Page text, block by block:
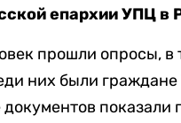
епархии УПЦ в
прошли опросы, в
них были
показали